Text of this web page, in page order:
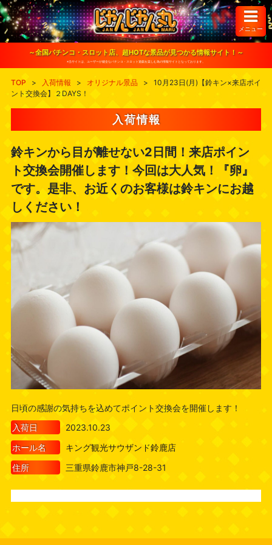
S
k
i
o
メニュー
～全国パチンコ・スロット店、超HOTな景品が見つかる情報サイト！～
※当サイトは、ユーザーが健全なパチンコ・スロット遊戯を楽しむ為の情報サイトとなっております。
TOP > 入荷情報 > オリジナル景品 >
10月23日(月)【鈴キン×来店ポイ
ント交換会】２DAYS！
入荷情報
鈴キンから目が離せない2日間！来店ポイン
ト交換会開催します！今回は大人気！『卵』
です。是非、お近くのお客様は鈴キンにお越
しください！
日頃の感謝の気持ちを込めてポイント交換会を開催します！
入荷日
2023.10.23
ホール名
キング観光サウザンド鈴鹿店
住所
三重県鈴鹿市神戸8-28-31